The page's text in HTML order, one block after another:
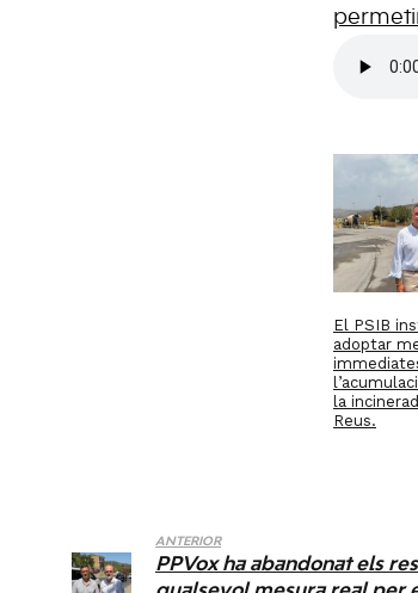
El PSIB
adoptar
la
Reus.
ANTERIOR
PPVox ha abandonat els